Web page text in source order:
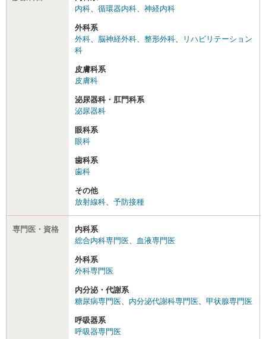
内科
循環器内科 神経内科
外科系
外科
脳神経外科 整形外科
リハビリテーション
科
皮膚科系
皮膚科
泌尿器科・肛門科系
泌尿器科
眼科系
眼科
歯科系
歯科
その他
放射線科
予防接種
専門医・資格
内科系
総合内科専門医
血液専門医
外科系
外科専門医
内分泌・代謝系
糖尿病専門医
内分泌代謝科専門医 甲状腺専門医
呼吸器系
呼吸器専門医